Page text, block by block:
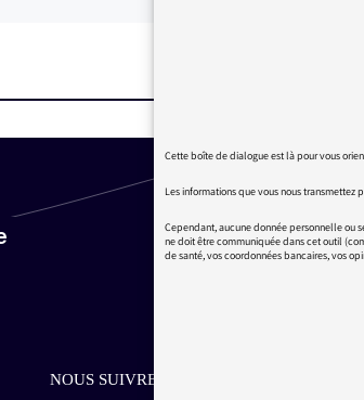
NOUS SUIVRE SUR LES RÉSEAUX
Cette boîte de dialogue est là pour vous
Les informations que vous nous
Cependant, aucune donnée personnelle ou
ne doit être communiquée dans cet outil
de santé, vos coordonnées bancaires, vos